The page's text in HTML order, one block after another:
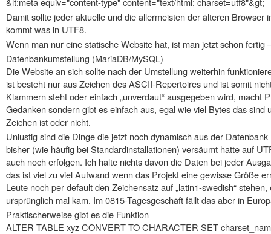
Damit sollte jeder aktuelle und die allermeisten der älteren Browser
kommt was in UTF8.
Wenn man nur eine statische Website hat, ist man jetzt schon fertig
Datenbankumstellung (MariaDB/MySQL)
Die Website an sich sollte nach der Umstellung weiterhin
ist besteht nur aus Zeichen des ASCII-Repertoires und ist somit
Klammern steht oder einfach „unverdaut“ ausgegeben wird, macht
Gedanken sondern gibt es einfach aus, egal wie viel Bytes das sind
Zeichen ist oder nicht.
Unlustig sind die Dinge die jetzt noch dynamisch aus der
bisher (wie häufig bei Standardinstallationen) versäumt hatte auf
auch noch erfolgen. Ich halte nichts davon die Daten bei jeder
das ist viel zu viel Aufwand wenn das Projekt eine gewisse Größe
Leute noch per default den Zeichensatz auf „latin1-swedish“
ursprünglich mal kam. Im 0815-Tagesgeschäft fällt das aber in
Praktischerweise gibt es die Funktion
ALTER TABLE xyz CONVERT TO CHARACTER SET